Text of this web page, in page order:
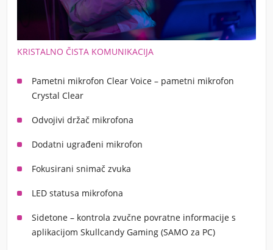
KRISTALNO ČISTA KOMUNIKACIJA
Pametni mikrofon Clear Voice – pametni mikrofon
Crystal Clear
Odvojivi držač mikrofona
Dodatni ugrađeni mikrofon
Fokusirani snimač zvuka
LED statusa mikrofona
Sidetone – kontrola zvučne povratne informacije s
aplikacijom Skullcandy Gaming (SAMO za PC)